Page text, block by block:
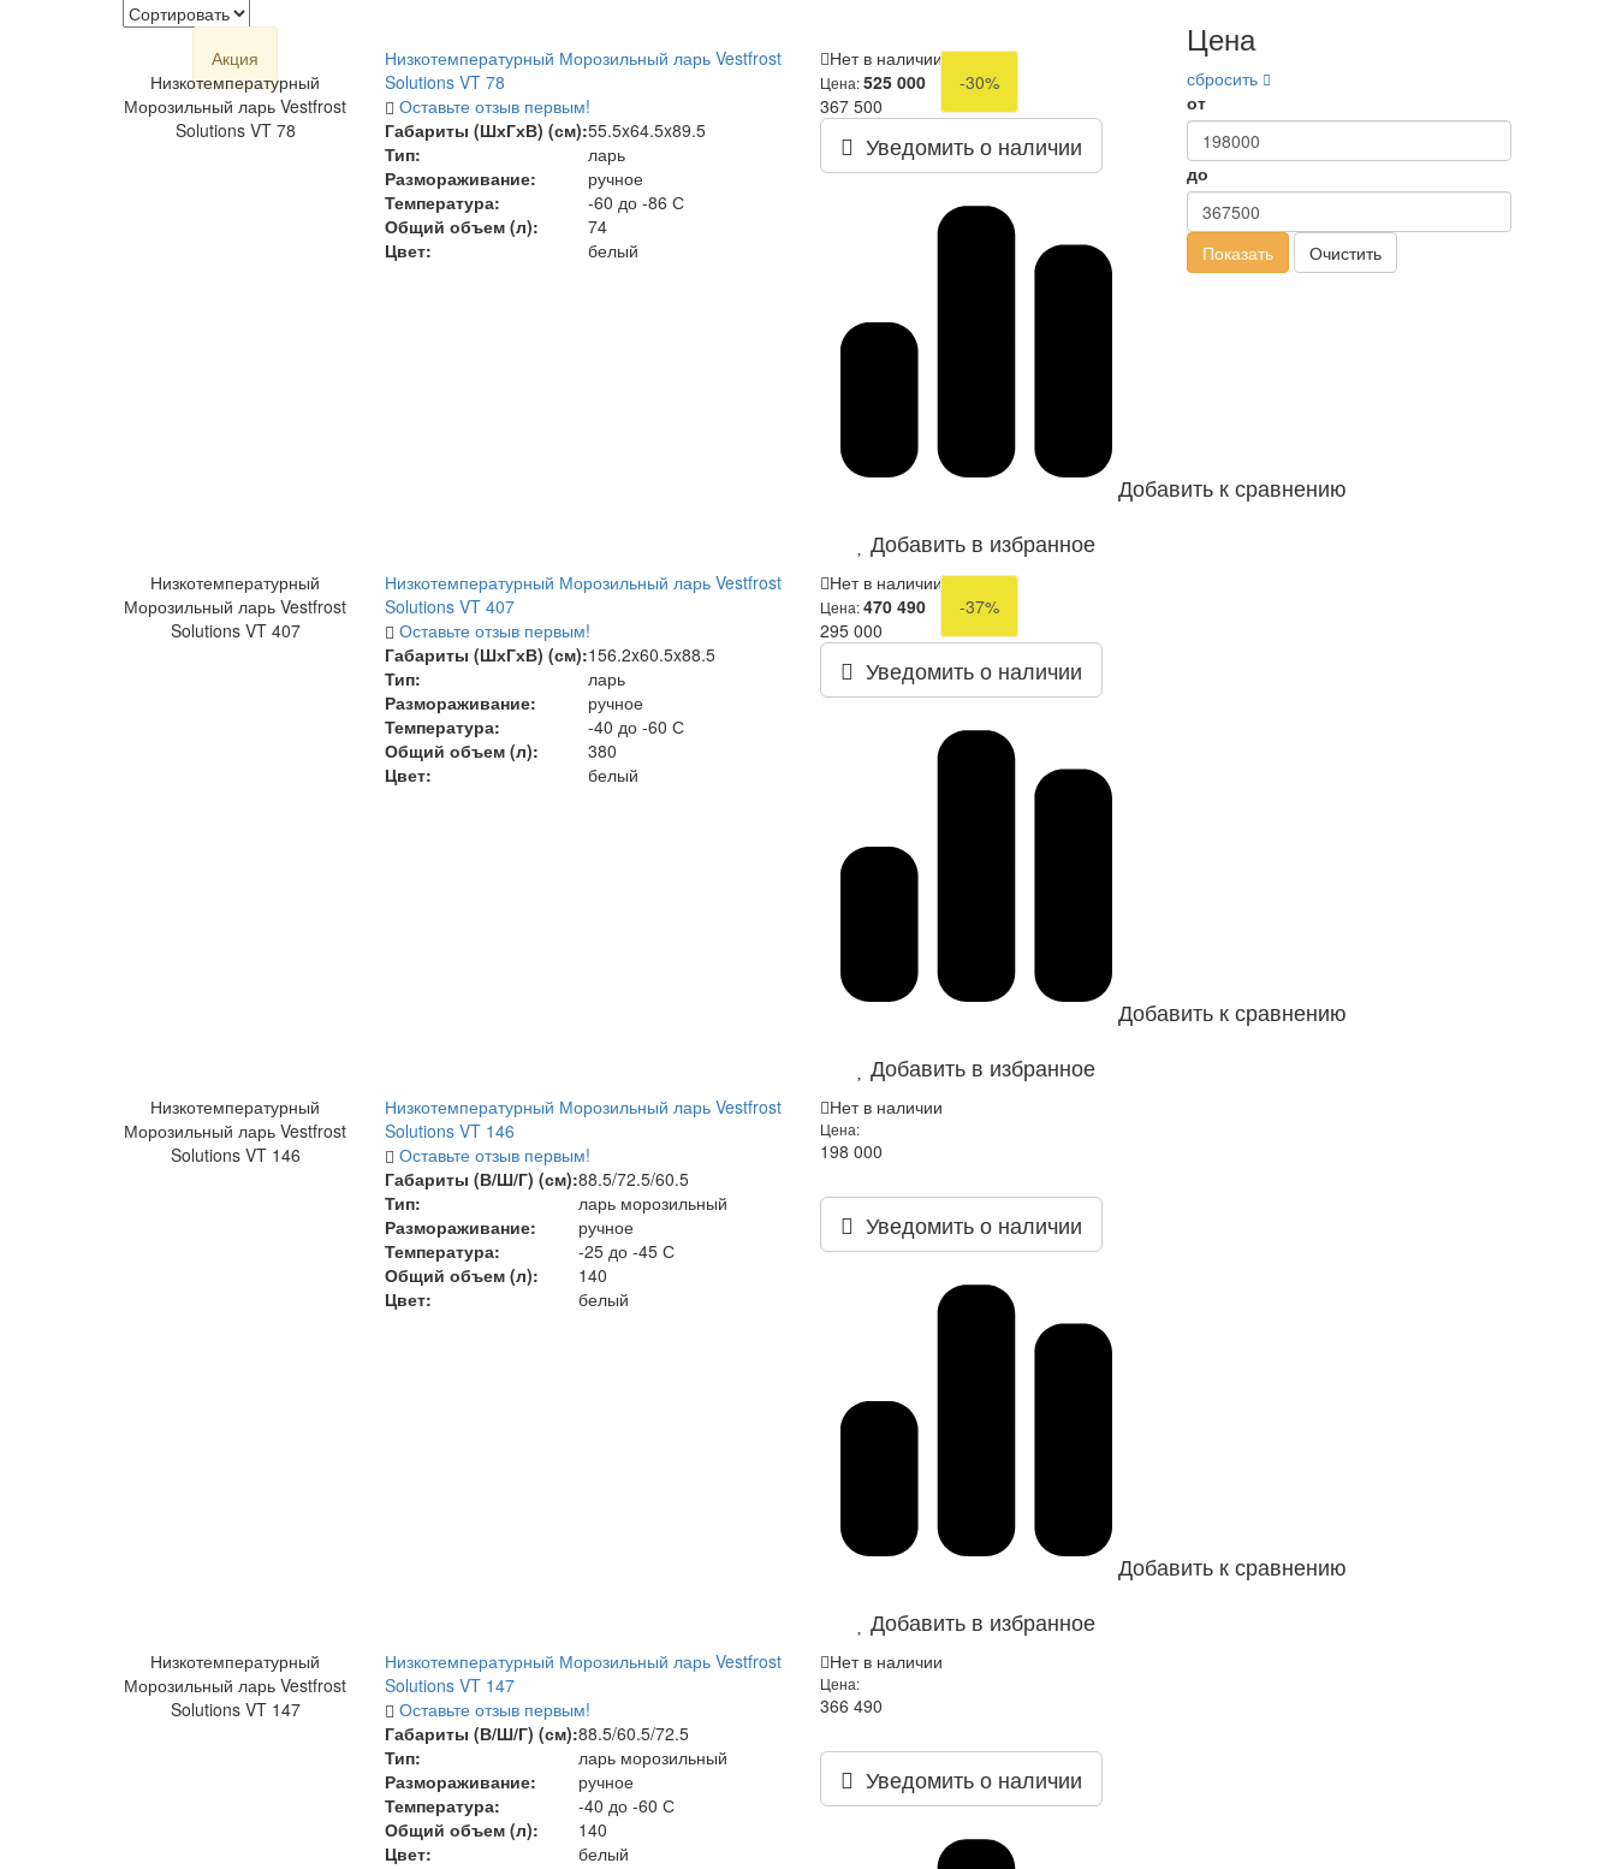
Акция
Низкотемпературный
Морозильный ларь Vestfrost
Solutions VT 78
Низкотемпературный Морозильный ларь Vestfrost
Solutions VT 78
Оставьте отзыв первым!
Габариты (ШхГхВ) (см):55.5x64.5x89.5
Тип:
ларь
Размораживание:
ручное
Температура:
-60 до -86 С
Общий объем (л):
74
Цвет:
белый
Нет в наличии
Цена:525 000
-30%
367 500
Уведомить о наличии
Добавить к сравнению
Добавить в избранное
Низкотемпературный
Морозильный ларь Vestfrost
Solutions VT 407
Низкотемпературный Морозильный ларь Vestfrost
Solutions VT 407
Оставьте отзыв первым!
Габариты (ШхГхВ) (см):156.2x60.5x88.5
Тип:
ларь
Размораживание:
ручное
Температура:
-40 до -60 С
Общий объем (л):
380
Цвет:
белый
Нет в наличии
Цена:470 490
-37%
295 000
Уведомить о наличии
Добавить к сравнению
Добавить в избранное
Низкотемпературный
Морозильный ларь Vestfrost
Solutions VT 146
Низкотемпературный Морозильный ларь Vestfrost
Solutions VT 146
Оставьте отзыв первым!
Габариты (В/Ш/Г) (см):88.5/72.5/60.5
Тип:
ларь морозильный
Размораживание:
ручное
Температура:
-25 до -45 С
Общий объем (л):
140
Цвет:
белый
Нет в наличии
Цена:
198 000
Уведомить о наличии
Добавить к сравнению
Добавить в избранное
Низкотемпературный
Морозильный ларь Vestfrost
Solutions VT 147
Низкотемпературный Морозильный ларь Vestfrost
Solutions VT 147
Оставьте отзыв первым!
Габариты (В/Ш/Г) (см):88.5/60.5/72.5
Тип:
ларь морозильный
Размораживание:
ручное
Температура:
-40 до -60 С
Общий объем (л):
140
Цвет:
белый
Нет в наличии
Цена:
366 490
Уведомить о наличии
Цена
сбросить
от
до
Показать Очистить